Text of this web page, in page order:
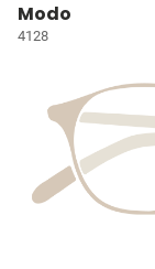
Modo
4128